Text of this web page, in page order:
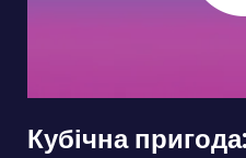
Кубічна